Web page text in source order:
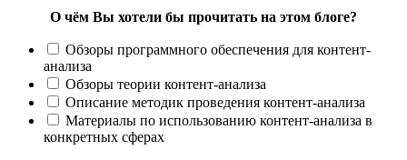
О чём Вы хотели бы прочитать на этом блоге?
Обзоры программного обеспечения для контент-
анализа
Обзоры теории контент-анализа
Описание методик проведения контент-анализа
Материалы по использованию контент-анализа в
конкретных сферах